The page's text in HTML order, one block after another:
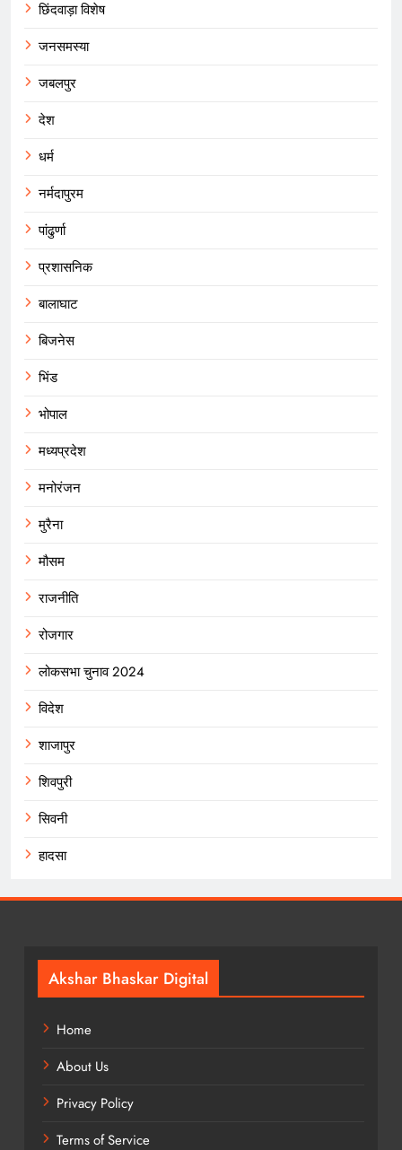
छिंदवाड़ा विशेष
जनसमस्या
जबलपुर
देश
धर्म
नर्मदापुरम
पांढुर्णा
प्रशासनिक
बालाघाट
बिजनेस
भिंड
भोपाल
मध्यप्रदेश
मनोरंजन
मुरैना
मौसम
राजनीति
रोजगार
लोकसभा चुनाव 2024
विदेश
शाजापुर
शिवपुरी
सिवनी
हादसा
Akshar Bhaskar Digital
Home
About Us
Privacy Policy
Terms of Service